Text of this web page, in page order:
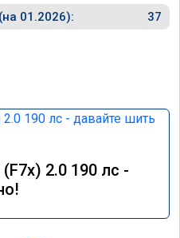
01.2026): 37
2.0 190 лс -